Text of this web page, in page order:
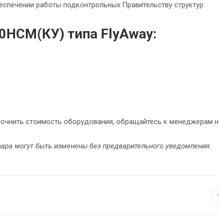
работы подконтрольных Правительству структур.
типа FlyAway:
стоимость оборудования, обращайтесь к менеджерам
могут быть изменены без предварительного уведомления.